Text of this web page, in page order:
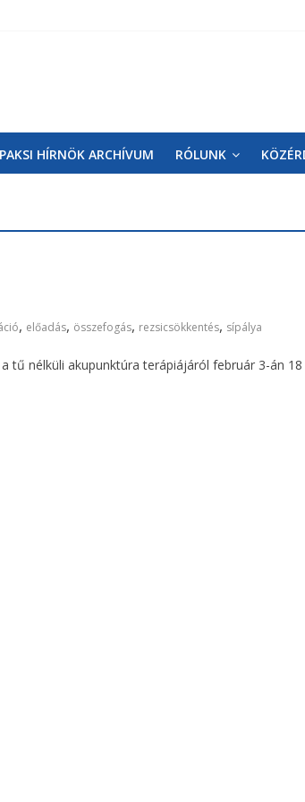
PAKSI HÍRNÖK ARCHÍVUM RÓLUNK
, előadás, összefogás, rezsicsökkentés, sípálya
tű nélküli akupunktúra terápiájáról február 3-án